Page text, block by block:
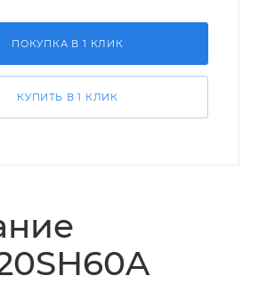
ПОКУПКА В 1 КЛИК
КУПИТЬ В 1 КЛИК